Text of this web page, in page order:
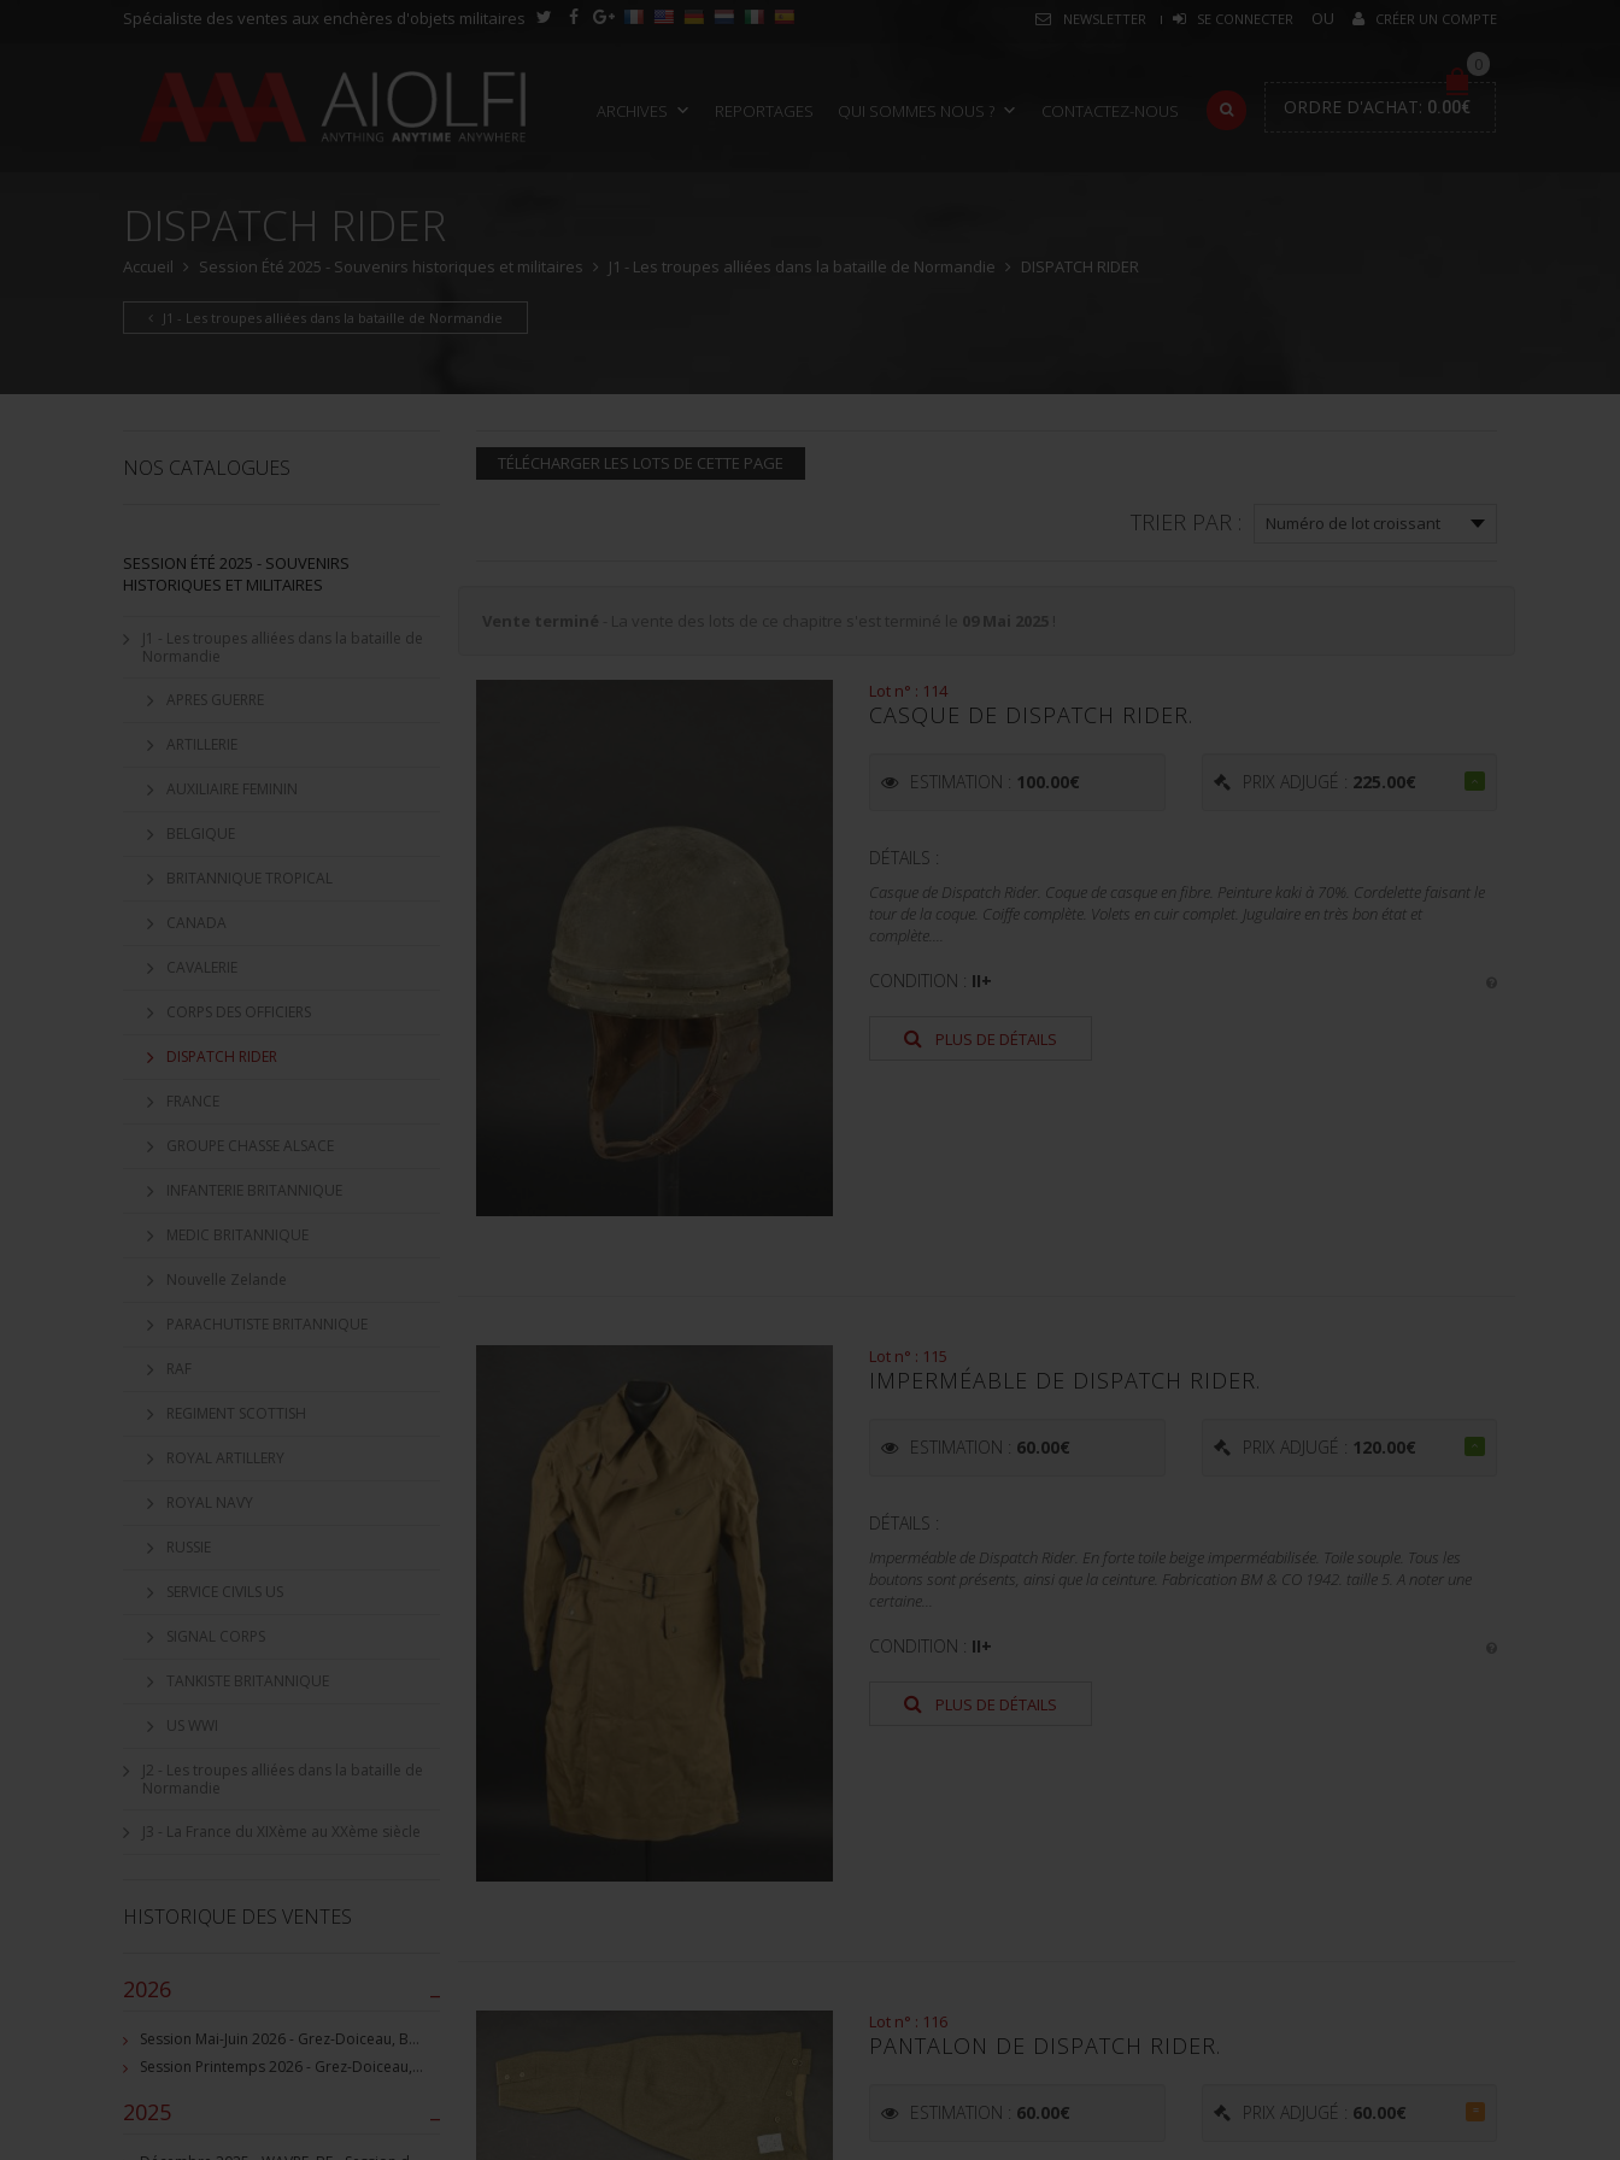
Spécialiste des ventes aux enchères d'objets militaires NEWSLETTER SE CONNECTER CRÉER UN COMPTE
ARCHIVES REPORTAGES QUI SOMMES NOUS ? CONTACTEZ-NOUS
0
ORDRE D'ACHAT: 0.00€
DISPATCH RIDER
Accueil Session Été 2025 - Souvenirs historiques et militaires J1 - Les troupes alliées dans la bataille de Normandie DISPATCH RIDER
J1 - Les troupes alliées dans la bataille de Normandie
TÉLÉCHARGER LES LOTS DE CETTE PAGE
TRIER PAR :
Lot n° : 114
CASQUE DE DISPATCH RIDER.
ESTIMATION : 100.00€ PRIX ADJUGÉ : 225.00€
DÉTAILS :
Casque de Dispatch Rider. Coque de casque en fibre. Peinture kaki à 70%. Cordelette faisant le
tour de la coque. Coiffe complète. Volets en cuir complet. Jugulaire en très bon état et
complète....
CONDITION : II+
PLUS DE DÉTAILS
Lot n° : 115
IMPERMÉABLE DE DISPATCH RIDER.
ESTIMATION : 60.00€ PRIX ADJUGÉ : 120.00€
DÉTAILS :
Imperméable de Dispatch Rider. En forte toile beige imperméabilisée. Toile souple. Tous les
boutons sont présents, ainsi que la ceinture. Fabrication BM & CO 1942. taille 5. A noter une
certaine...
CONDITION : II+
PLUS DE DÉTAILS
Lot n° : 116
PANTALON DE DISPATCH RIDER.
ESTIMATION : 60.00€ PRIX ADJUGÉ : 60.00€ =
NOS CATALOGUES
SESSION ÉTÉ 2025 - SOUVENIRS
HISTORIQUES ET MILITAIRES
J1 - Les troupes alliées dans la bataille de
Normandie
APRES GUERRE
ARTILLERIE
AUXILIAIRE FEMININ
BELGIQUE
BRITANNIQUE TROPICAL
CANADA
CAVALERIE
CORPS DES OFFICIERS
DISPATCH RIDER
FRANCE
GROUPE CHASSE ALSACE
INFANTERIE BRITANNIQUE
MEDIC BRITANNIQUE
Nouvelle Zelande
PARACHUTISTE BRITANNIQUE
RAF
REGIMENT SCOTTISH
ROYAL ARTILLERY
ROYAL NAVY
RUSSIE
SERVICE CIVILS US
SIGNAL CORPS
TANKISTE BRITANNIQUE
US WWI
J2 - Les troupes alliées dans la bataille de
Normandie
J3 - La France du XIXème au XXème siècle
HISTORIQUE DES VENTES
–
2026
Session Mai-Juin 2026 - Grez-Doiceau, BE - Session de vente d'objets militaire et souvenirs historiques
Session Printemps 2026 - Grez-Doiceau, BE - Session de vente d'objets militaire et souvenirs historiques
–
2025